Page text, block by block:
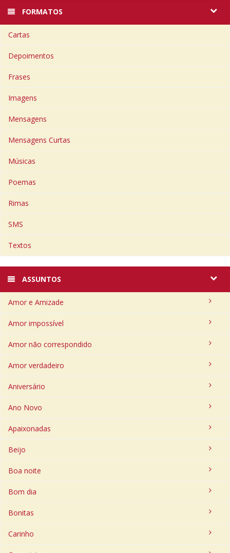
FORMATOS
Cartas
Depoimentos
Frases
Imagens
Mensagens
Mensagens Curtas
Músicas
Poemas
Rimas
SMS
Textos
ASSUNTOS
Amor e Amizade
Amor impossível
Amor não correspondido
Amor verdadeiro
Aniversário
Ano Novo
Apaixonadas
Beijo
Boa noite
Bom dia
Bonitas
Carinho